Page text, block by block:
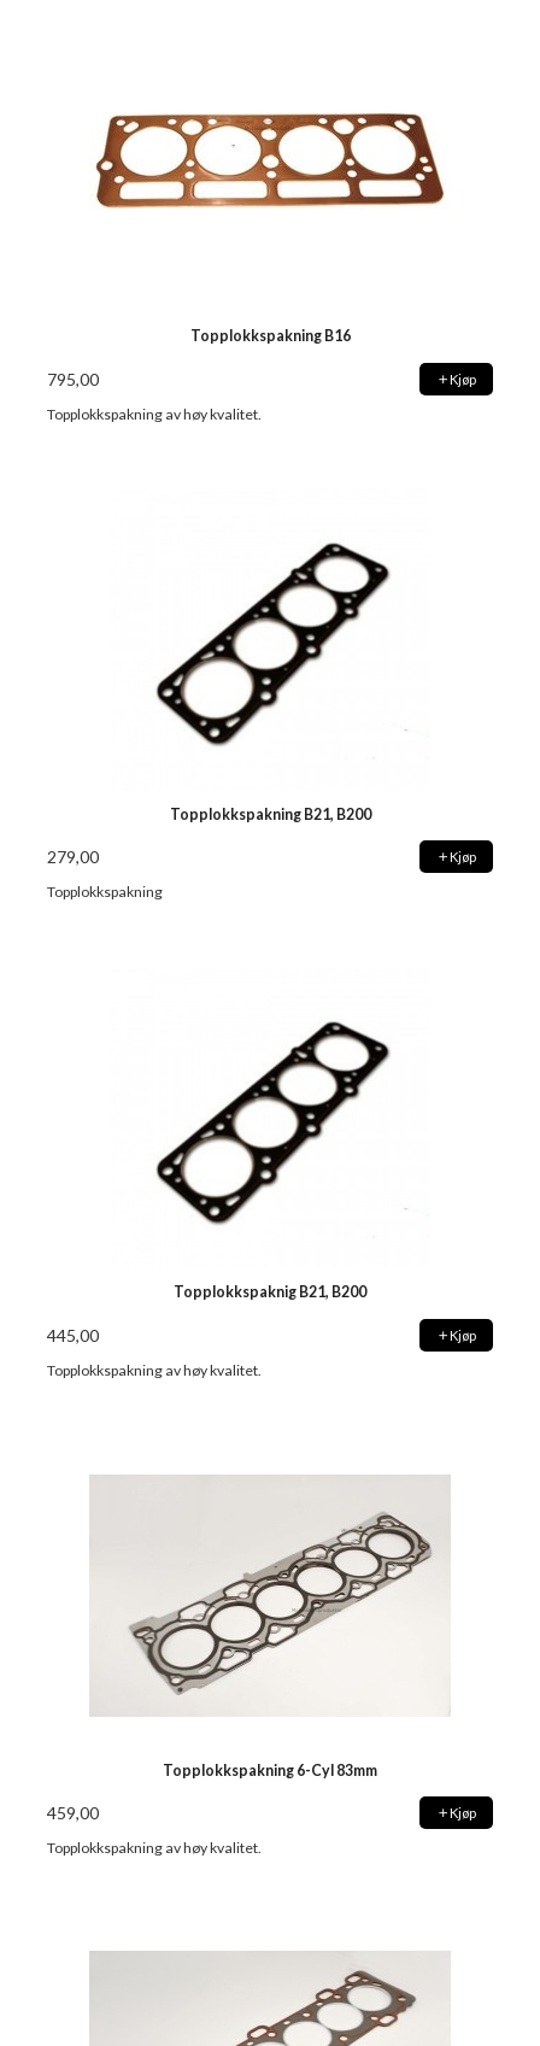
Topplokkspakning B16
795,00 Kjøp
Topplokkspakning av høy kvalitet.
Topplokkspakning B21, B200
279,00 Kjøp
Topplokkspakning
Topplokkspaknig B21, B200
445,00 Kjøp
Topplokkspakning av høy kvalitet.
Topplokkspakning 6-Cyl 83mm
459,00 Kjøp
Topplokkspakning av høy kvalitet.